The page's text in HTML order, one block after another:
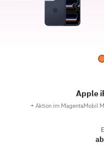
Apple
+ Aktion im MagentaMobil